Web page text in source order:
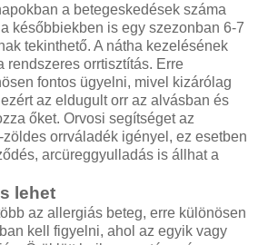
a betegeskedések száma
későbbiekben is egy szezonban 6-7
tekinthető. A nátha kezelésének
rendszeres orrtisztítás. Erre
fontos ügyelni, mivel kizárólag
az eldugult orr az alvásban és
őket. Orvosi segítséget az
orrváladék igényel, ez esetben
arcüreggyulladás is állhat a
lehet
az allergiás beteg, erre különösen
kell figyelni, ahol az egyik vagy